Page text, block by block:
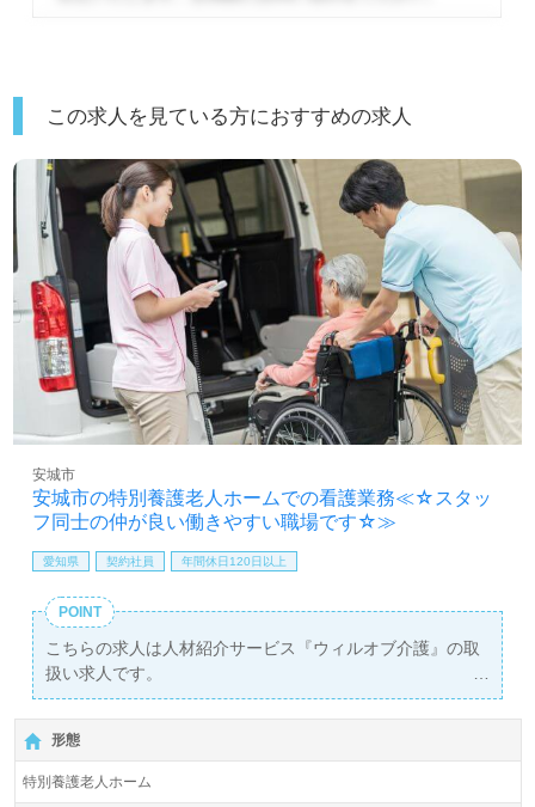
この求人を見ている方におすすめの求人
安城市の特別養護老人ホームでの看護業務≪☆スタッ
フ同士の仲が良い働きやすい職場です☆≫
安城市
愛知県 契約社員 年間休日120日以上
POINT
こちらの求人は人材紹介サービス『ウィルオブ介護』の取
扱い求人です。
詳細に関してお気軽にご相談ください♪
【無料】で皆さんの転職活動をサポートいたします。
形態
特別養護老人ホーム